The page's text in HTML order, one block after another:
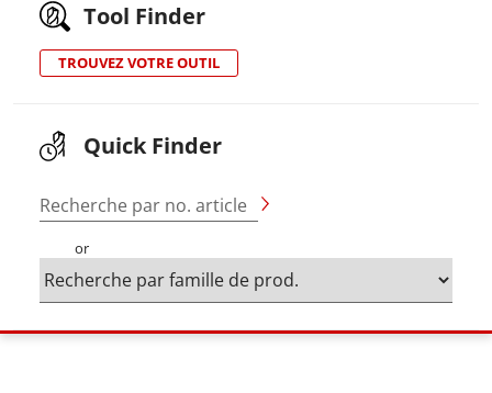
Tool Finder
TROUVEZ VOTRE OUTIL
Quick Finder
Recherche par no. article
or